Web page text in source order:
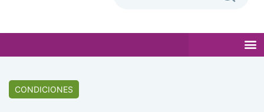
CONDICIONES